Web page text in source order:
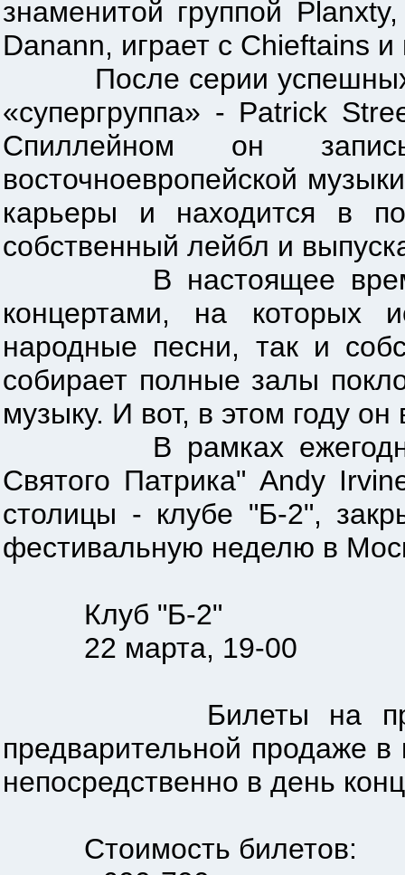
знаменитой группой
Danann, играет с Chieftains
После серии успешных
«супергруппа» - Patrick
Спиллейном он
восточноевропейской
карьеры и находится в
собственный лейбл и
В настоящее время
концертами, на которых
народные песни, так и
собирает полные залы
музыку. И вот, в этом году он
В рамках ежегодного
Святого Патрика" Andy
столицы - клубе "Б-2",
фестивальную неделю в
Клуб "Б-2"
22 марта, 19-00
Билеты на
предварительной продаже в
непосредственно в день
Стоимость билетов: